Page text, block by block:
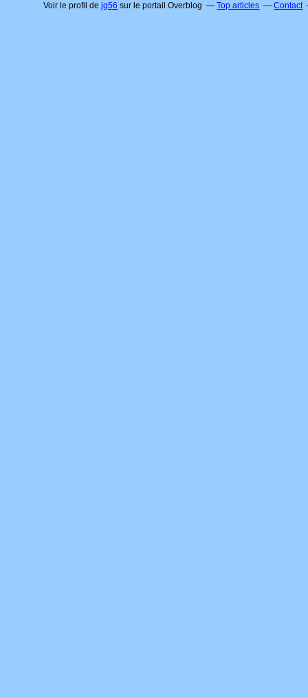
Voir le profil dejg56 sur le portail Overblog Top articles Contact